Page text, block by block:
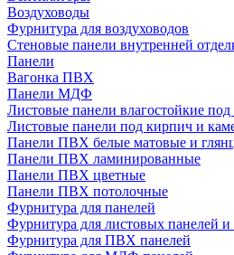
Воздуховоды
Фурнитура для воздуховодов
Стеновые панели внутренней
Панели
Вагонка ПВХ
Панели МДФ
Листовые панели влагостойкие
Листовые панели под кирпич и
Панели ПВХ белые матовые и
Панели ПВХ ламинированные
Панели ПВХ цветные
Панели ПВХ потолочные
Фурнитура для панелей
Фурнитура для листовых панелей и
Фурнитура для ПВХ панелей